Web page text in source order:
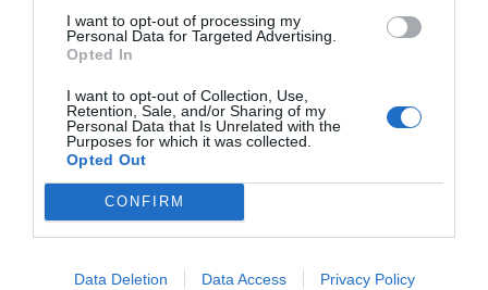
I want to opt-out of processing my
Personal Data for Targeted Advertising.
Opted In
I want to opt-out of Collection, Use,
Retention, Sale, and/or Sharing of my
Personal Data that Is Unrelated with the
Purposes for which it was collected.
Opted Out
CONFIRM
Data Deletion Data Access Privacy Policy
előkelőségek apraja-nagyja ott volt az olasz
színekbe és a korabeli olasz politika
május 19-én, a lakosság pedig az ehhez
dukáló parádét élvezhette. Ugyan 1936-ban
VIII. Eduárd brit király is itt tette tiszteletét,
amikor európai körútján Magyarországra
látogatott, ő azonban csak egy órát töltött el